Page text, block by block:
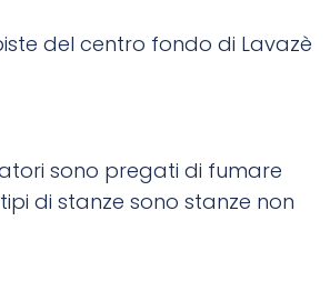
del centro fondo di Lavazè
sono pregati di fumare
di stanze sono stanze non